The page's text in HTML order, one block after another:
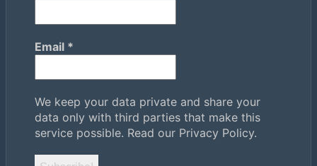
Email *
We keep your data private and share your
data only with third parties that make this
service possible. Read our Privacy Policy.